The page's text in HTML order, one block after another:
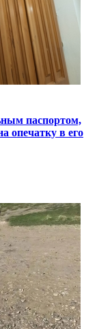
паспортом,
опечатку в его